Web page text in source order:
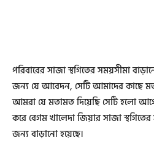
পরিবারের সাজা স্থগিতের সময়সীমা
জন্য যে আবেদন, সেটি আমাদের কাছে
আমরা যে মতামত দিয়েছি সেটি হলো
করে বেগম খালেদা জিয়ার সাজা
জন্য বাড়ানো হয়েছে।